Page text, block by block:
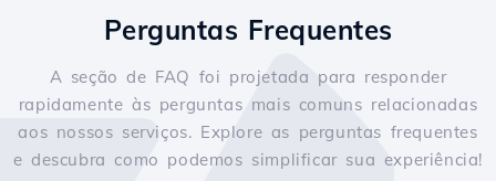
Perguntas Frequentes
A seção de FAQ foi projetada para responder
rapidamente às perguntas mais comuns relacionadas
aos nossos serviços. Explore as perguntas frequentes
e descubra como podemos simplificar sua experiência!